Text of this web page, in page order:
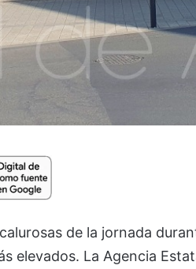
de la jornada
elevados. La Agencia